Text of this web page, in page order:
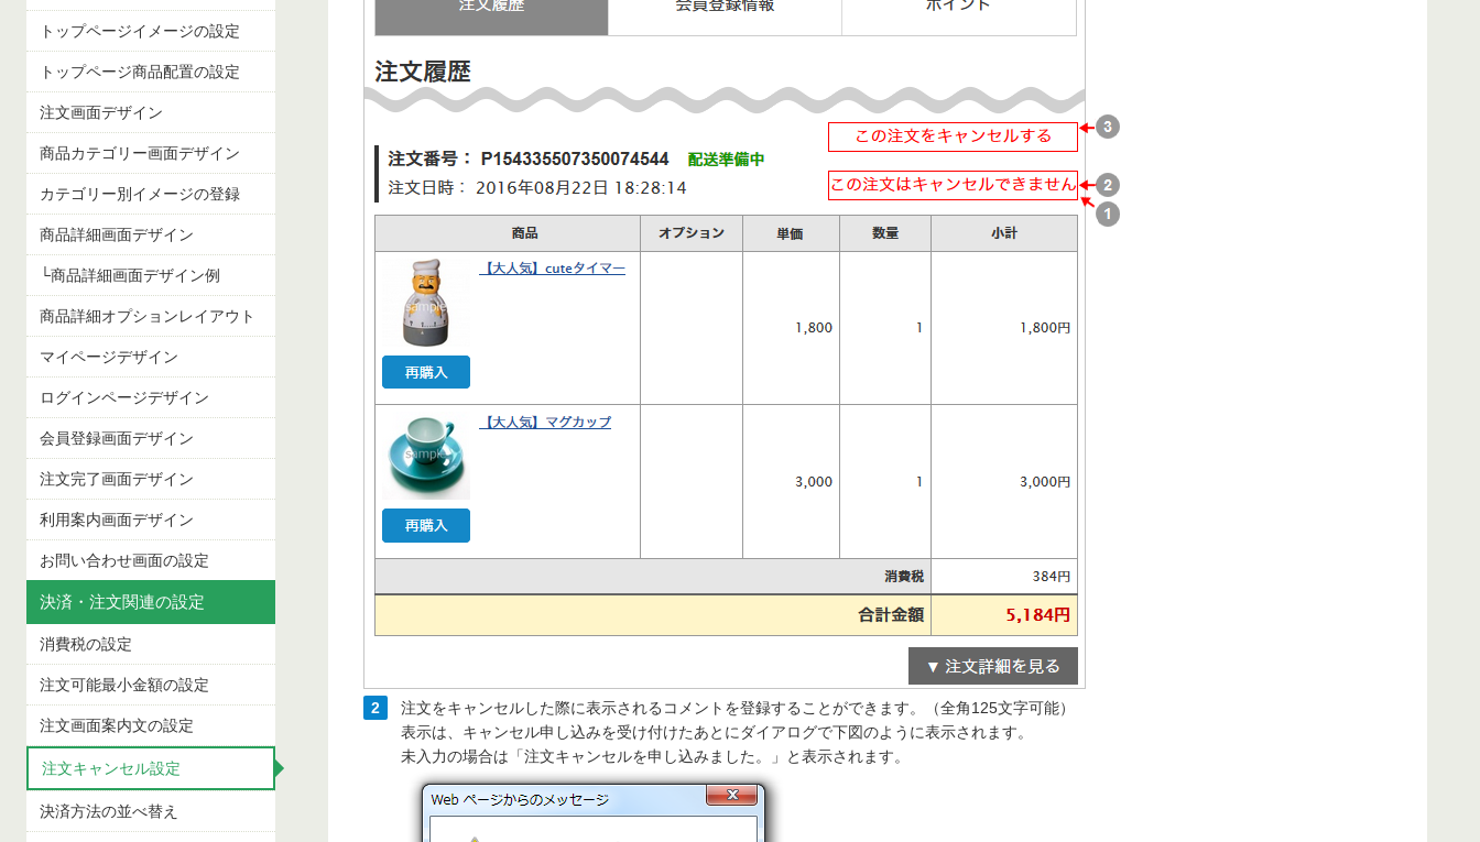
トップページイメージの設定
トップページ商品配置の設定
注文画面デザイン
商品カテゴリー画面デザイン
カテゴリー別イメージの登録
商品詳細画面デザイン
└商品詳細画面デザイン例
商品詳細オプションレイアウト
マイページデザイン
ログインページデザイン
会員登録画面デザイン
注文完了画面デザイン
利用案内画面デザイン
お問い合わせ画面の設定
決済・注文関連の設定
消費税の設定
注文可能最小金額の設定
注文画面案内文の設定
注文キャンセル設定
決済方法の並べ替え
2
注文をキャンセルした際に表示されるコメントを登録することができます。（全角125文字可能）
表示は、キャンセル申し込みを受け付けたあとにダイアログで下図のように表示されます。
未入力の場合は「注文キャンセルを申し込みました。」と表示されます。